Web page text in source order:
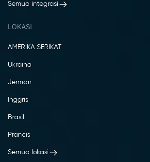
Semua integrasi
LOKASI
AMERIKA SERIKAT
Ukraina
Jerman
Inggris
Brasil
Prancis
Semua lokasi